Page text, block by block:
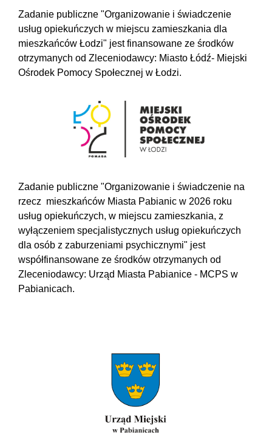
Zadanie publiczne "Organizowanie i świadczenie
usług opiekuńczych w miejscu zamieszkania dla
mieszkańców Łodzi" jest finansowane ze środków
otrzymanych od Zleceniodawcy: Miasto Łódź- Miejski
Ośrodek Pomocy Społecznej w Łodzi.
Zadanie publiczne "Organizowanie i świadczenie na
rzecz mieszkańców Miasta Pabianic w 2026 roku
usług opiekuńczych, w miejscu zamieszkania, z
wyłączeniem specjalistycznych usług opiekuńczych
dla osób z zaburzeniami psychicznymi" jest
współfinansowane ze środków otrzymanych od
Zleceniodawcy: Urząd Miasta Pabianice - MCPS w
Pabianicach.